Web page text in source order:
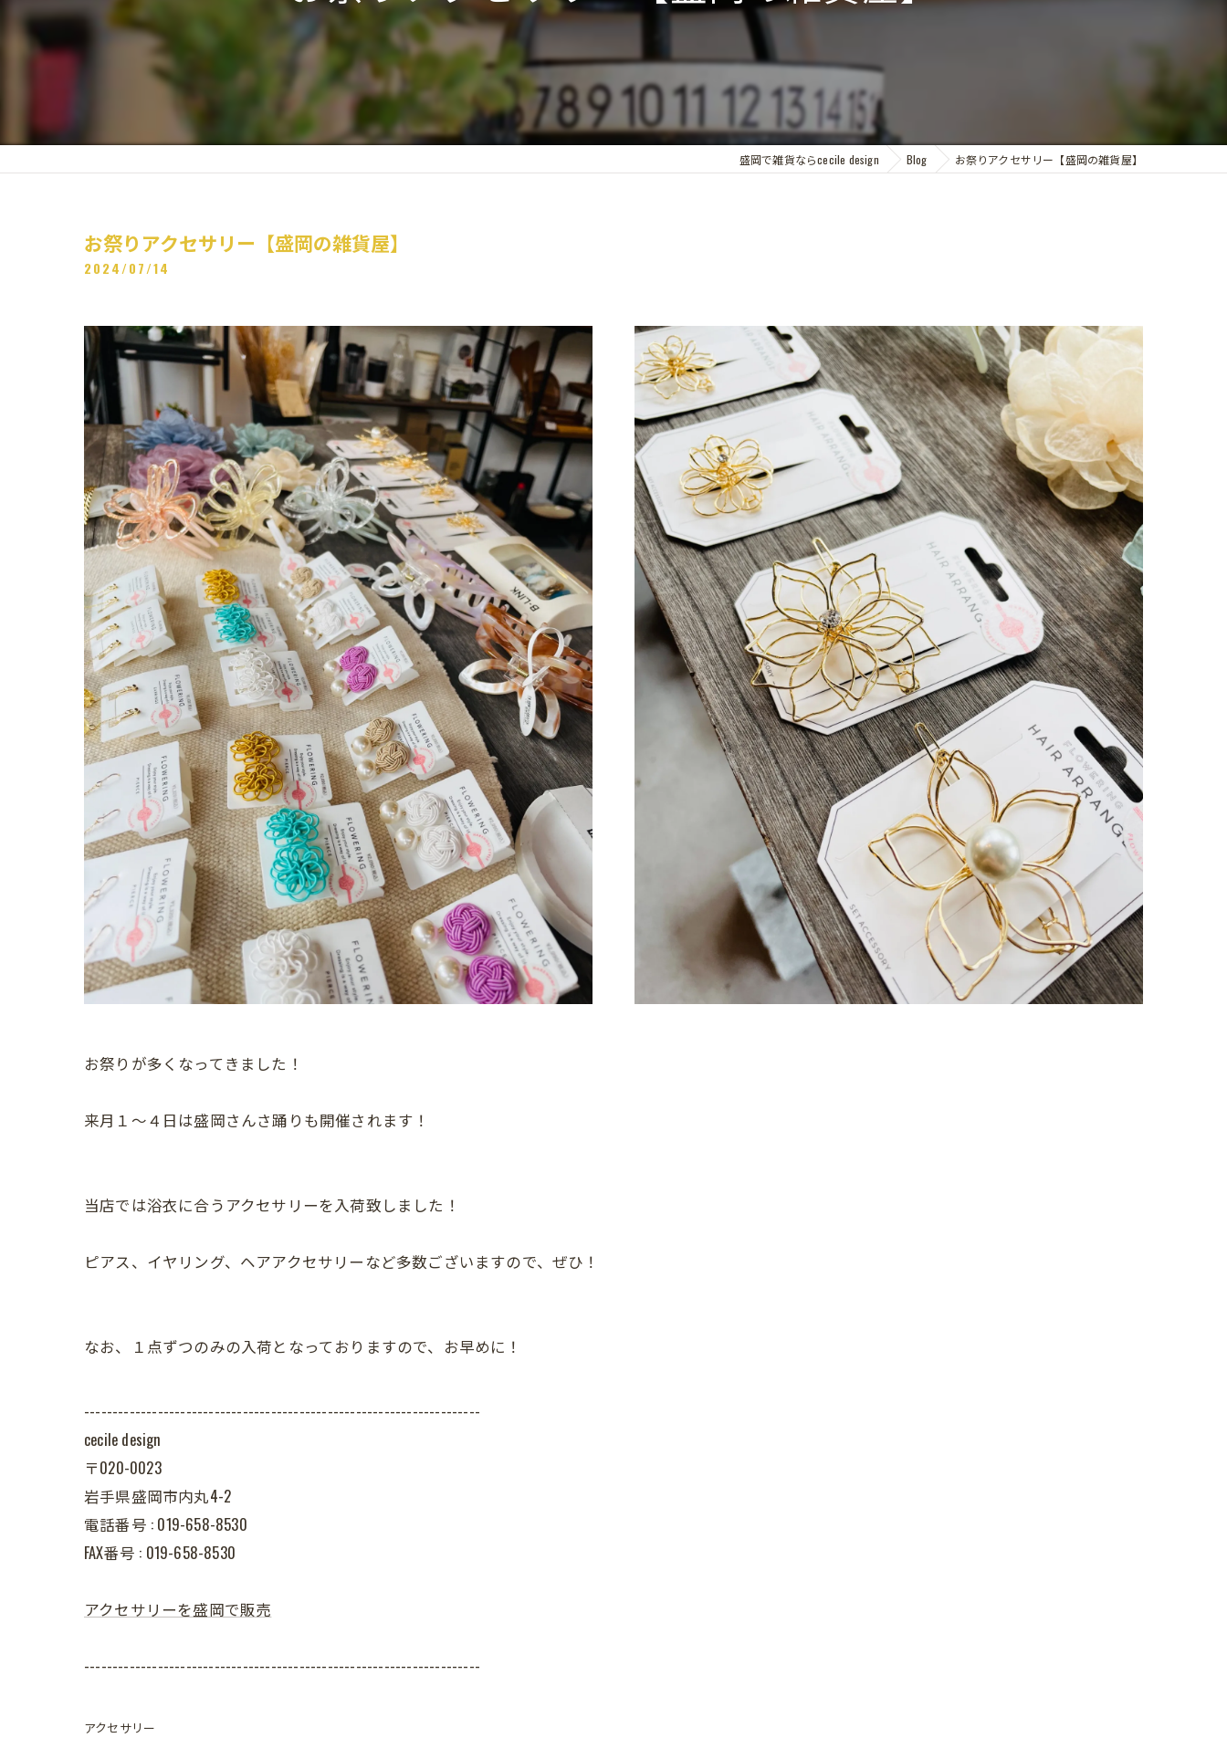
盛岡で雑貨ならcecile design Blog お祭りアクセサリー【盛岡の雑貨屋】
お祭りアクセサリー【盛岡の雑貨屋】
2024/07/14
お祭りが多くなってきました！
来月１〜４日は盛岡さんさ踊りも開催されます！
当店では浴衣に合うアクセサリーを入荷致しました！
ピアス、イヤリング、ヘアアクセサリーなど多数ございますので、ぜひ！
なお、１点ずつのみの入荷となっておりますので、お早めに！
----------------------------------------------------------------------
cecile design
〒020-0023
岩手県盛岡市内丸4-2
電話番号 : 019-658-8530
FAX番号 : 019-658-8530
アクセサリーを盛岡で販売
----------------------------------------------------------------------
アクセサリー